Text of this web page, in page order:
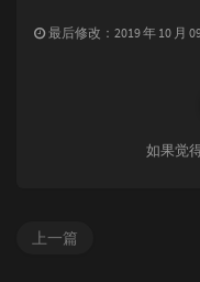
最后修改：2019 年 10 月
如果觉
上一篇